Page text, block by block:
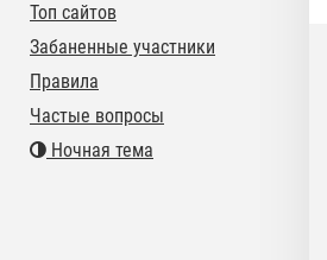
Топ сайтов
Забаненные участники
Правила
Частые вопросы
Ночная тема